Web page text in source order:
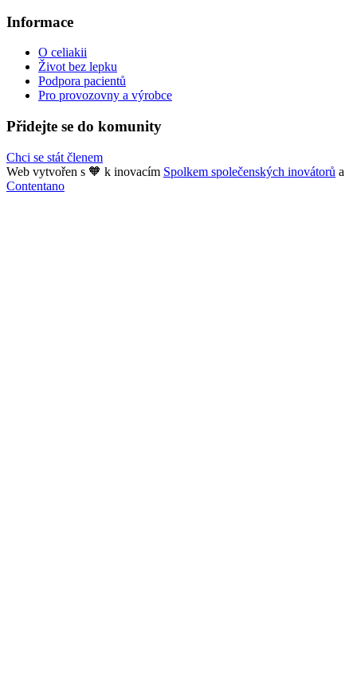
Informace
O celiakii
Život bez lepku
Podpora pacientů
Pro provozovny a výrobce
Přidejte se do komunity
Chci se stát členem
Web vytvořen s 🧡 k inovacím Spolkem společenských inovátorů a
Contentano